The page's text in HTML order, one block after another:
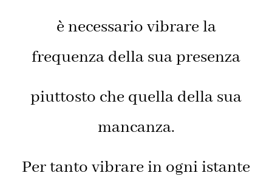
è necessario vibrare la
frequenza della sua presenza
piuttosto che quella della sua
mancanza.
Per tanto vibrare in ogni istante